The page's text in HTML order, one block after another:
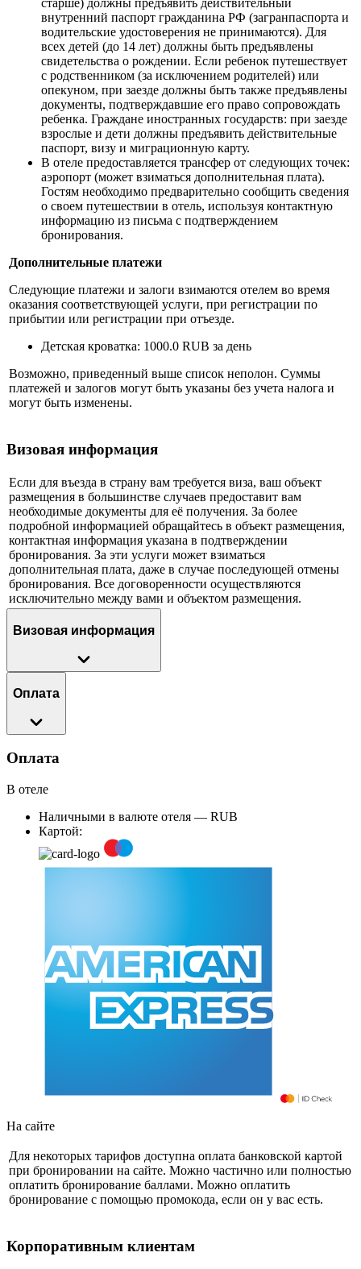
старше) должны предъявить действительный
внутренний паспорт гражданина РФ (загранпаспорта и
водительские удостоверения не принимаются). Для
всех детей (до 14 лет) должны быть предъявлены
свидетельства о рождении. Если ребенок путешествует
с родственником (за исключением родителей) или
опекуном, при заезде должны быть также предъявлены
документы, подтверждавшие его право сопровождать
ребенка. Граждане иностранных государств: при заезде
взрослые и дети должны предъявить действительные
паспорт, визу и миграционную карту.
В отеле предоставляется трансфер от следующих точек:
аэропорт (может взиматься дополнительная плата).
Гостям необходимо предварительно сообщить сведения
о своем путешествии в отель, используя контактную
информацию из письма с подтверждением
бронирования.
Дополнительные платежи
Следующие платежи и залоги взимаются отелем во время
оказания соответствующей услуги, при регистрации по
прибытии или регистрации при отъезде.
Детская кроватка: 1000.0 RUB за день
Возможно, приведенный выше список неполон. Суммы
платежей и залогов могут быть указаны без учета налога и
могут быть изменены.
Визовая информация
Если для въезда в страну вам требуется виза, ваш объект
размещения в большинстве случаев предоставит вам
необходимые документы для её получения. За более
подробной информацией обращайтесь в объект размещения,
контактная информация указана в подтверждении
бронирования. За эти услуги может взиматься
дополнительная плата, даже в случае последующей отмены
бронирования. Все договоренности осуществляются
исключительно между вами и объектом размещения.
Визовая информация
Оплата
Оплата
В отеле
Наличными в валюте отеля — RUB
Картой:
На сайте
Для некоторых тарифов доступна оплата банковской картой
при бронировании на сайте. Можно частично или полностью
оплатить бронирование баллами. Можно оплатить
бронирование с помощью промокода, если он у вас есть.
Корпоративным клиентам